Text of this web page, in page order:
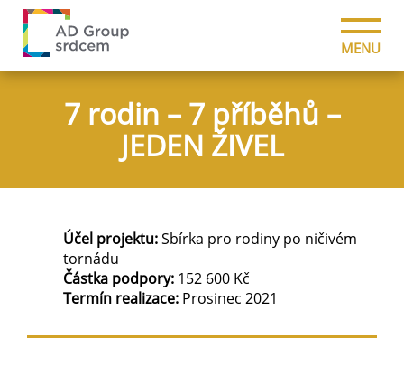
MENU
7 rodin – 7 příběhů –
JEDEN ŽIVEL
Účel projektu:Sbírka pro rodiny po ničivém
tornádu
Částka podpory: 152 600 Kč
Termín realizace: Prosinec 2021